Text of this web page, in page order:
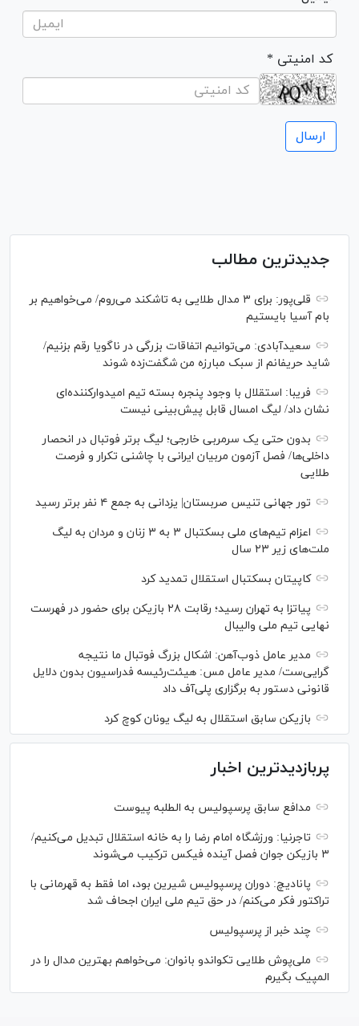
* کد امنیتی
جدیدترین مطالب
قلی‌پور: برای ۳ مدال طلایی به تاشکند می‌روم/ می‌خواهیم بر
بام آسیا بایستیم
سعیدآبادی: می‌توانیم اتفاقات بزرگی در ناگویا رقم بزنیم/
شاید حریفانم از سبک مبارزه من شگفت‌زده شوند
فریبا: استقلال با وجود پنجره بسته تیم امیدوارکننده‌ای
نشان داد/ لیگ امسال قابل پیش‌بینی نیست
بدون حتی یک سرمربی خارجی؛ لیگ برتر فوتبال در انحصار
داخلی‌ها/ فصل آزمون مربیان ایرانی با چاشنی تکرار و فرصت
طلایی
تور جهانی تنیس صربستان| یزدانی به جمع ۴ نفر برتر رسید
اعزام تیم‌های ملی بسکتبال ۳ به ۳ زنان و مردان به لیگ
ملت‌های زیر ۲۳ سال
کاپیتان بسکتبال استقلال تمدید کرد
پیاتزا به تهران رسید؛ رقابت ۲۸ بازیکن برای حضور در فهرست
نهایی تیم ملی والیبال
مدیر عامل ذوب‌آهن: اشکال بزرگ فوتبال ما نتیجه
گرایی‌ست/ مدیر عامل مس: هیئت‌رئیسه فدراسیون بدون دلایل
قانونی دستور به برگزاری پلی‌آف داد
بازیکن سابق استقلال به لیگ یونان کوچ کرد
پربازدیدترین اخبار
مدافع سابق پرسپولیس به الطلبه پیوست
تاجرنیا: ورزشگاه امام رضا را به خانه استقلال تبدیل می‌کنیم/
۳ بازیکن جوان فصل آینده فیکس ترکیب می‌شوند
پانادیچ: دوران پرسپولیس شیرین بود، اما فقط به قهرمانی با
تراکتور فکر می‌کنم/ در حق تیم ملی ایران اجحاف شد
چند خبر از پرسپولیس
ملی‌پوش‌ طلایی تکواندو بانوان: می‌خواهم بهترین مدال را در
المپیک بگیرم